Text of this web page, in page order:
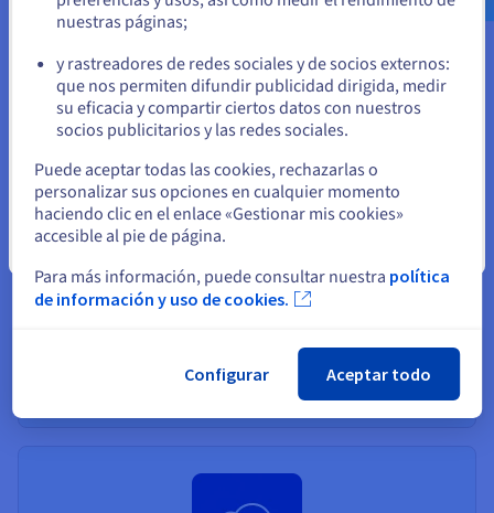
Managed VMware vSphere
SecNumCloud
OVHcloud ofrece un entorno cloud certificado y
seguro, garantizando la protección de los datos y el
cumplimiento de los estándares SecNumCloud de
Más información
Permanezca en el sitio web actual
nuestras páginas;
y rastreadores de redes sociales y de socios externos:
que nos permiten difundir publicidad dirigida, medir
su eficacia y compartir ciertos datos con nuestros
socios publicitarios y las redes sociales.
Puede aceptar todas las cookies, rechazarlas o
personalizar sus opciones en cualquier momento
haciendo clic en el enlace «Gestionar mis cookies»
accesible al pie de página.
Para más información, puede consultar nuestra política
de información y uso de cookies.
Configurar Aceptar todo